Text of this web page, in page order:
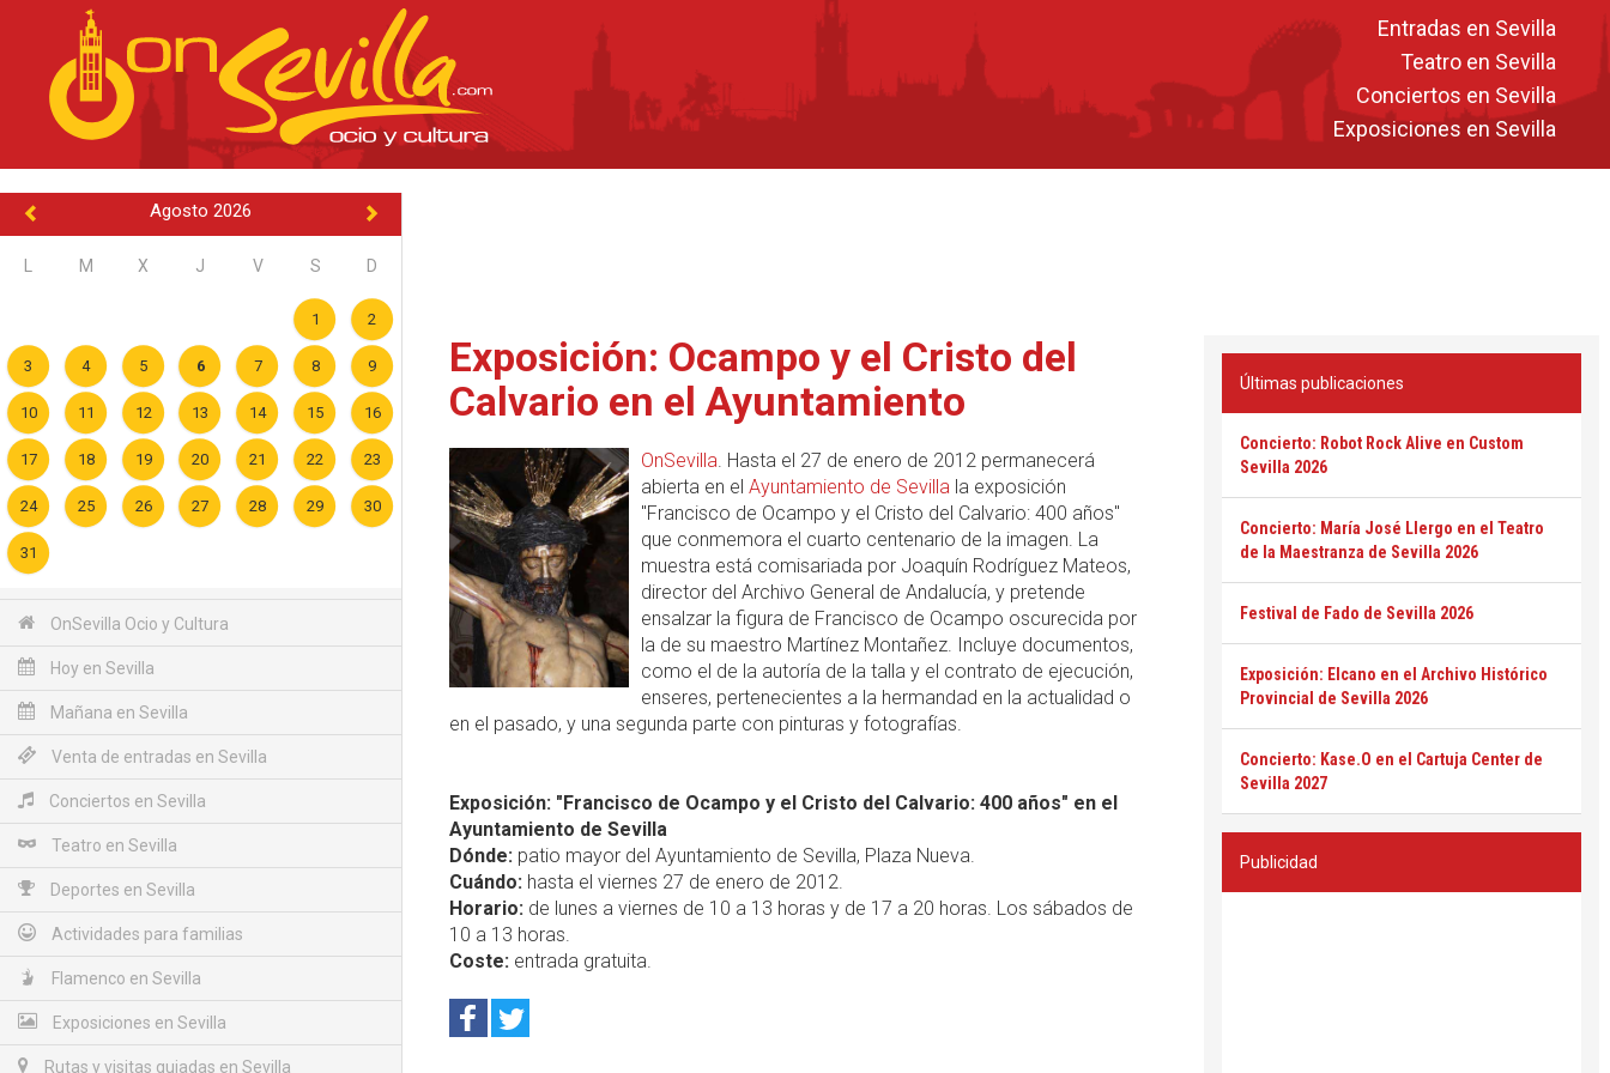
Entradas en Sevilla
Teatro en Sevilla
Conciertos en Sevilla
Exposiciones en Sevilla
Agosto 2026
M X J V S D
1 2
3 4 5 6 7 8 9
10 11 12 13 14 15 16
17 18 19 20 21 22 23
24 25 26 27 28 29 30
31
OnSevilla Ocio y Cultura
Hoy en Sevilla
Mañana en Sevilla
Venta de entradas en Sevilla
Conciertos en Sevilla
Teatro en Sevilla
Deportes en Sevilla
Actividades para familias
Flamenco en Sevilla
Exposiciones en Sevilla
Rutas y visitas guiadas en Sevilla
Exposición: Ocampo y el Cristo del
Calvario en el Ayuntamiento
OnSevilla. Hasta el 27 de enero de 2012 permanecerá
abierta en el Ayuntamiento de Sevilla la exposición
"Francisco de Ocampo y el Cristo del Calvario: 400 años"
que conmemora el cuarto centenario de la imagen. La
muestra está comisariada por Joaquín Rodríguez Mateos,
director del Archivo General de Andalucía, y pretende
ensalzar la figura de Francisco de Ocampo oscurecida por
la de su maestro Martínez Montañez. Incluye documentos,
como el de la autoría de la talla y el contrato de ejecución,
enseres, pertenecientes a la hermandad en la actualidad o
en el pasado, y una segunda parte con pinturas y fotografías.
Exposición: "Francisco de Ocampo y el Cristo del Calvario: 400 años" en el
Ayuntamiento de Sevilla
Dónde: patio mayor del Ayuntamiento de Sevilla, Plaza Nueva.
Cuándo: hasta el viernes 27 de enero de 2012.
Horario: de lunes a viernes de 10 a 13 horas y de 17 a 20 horas. Los sábados de
10 a 13 horas.
Coste: entrada gratuita.
Últimas publicaciones
Concierto: Robot Rock Alive en Custom
Sevilla 2026
Concierto: María José Llergo en el Teatro
de la Maestranza de Sevilla 2026
Festival de Fado de Sevilla 2026
Exposición: Elcano en el Archivo Histórico
Provincial de Sevilla 2026
Concierto: Kase.O en el Cartuja Center de
Sevilla 2027
Publicidad